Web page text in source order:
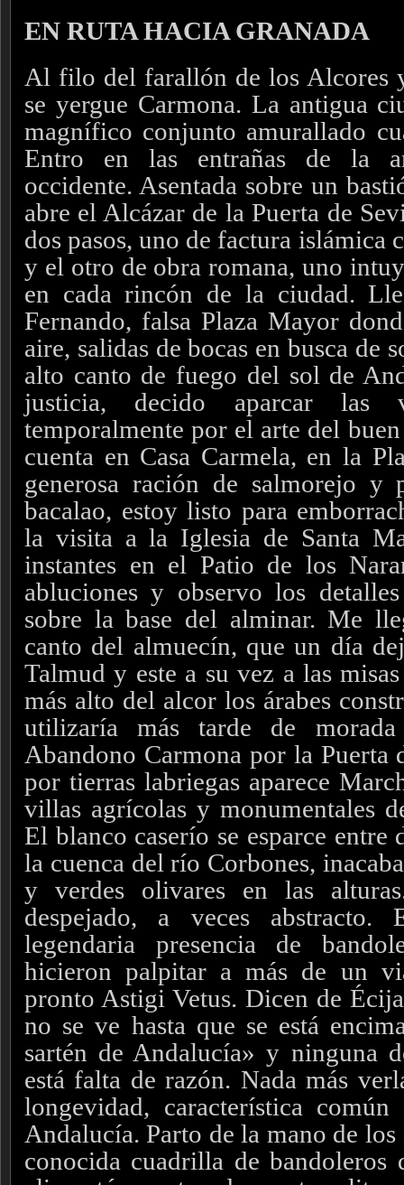
EN RUTA HACIA GRANADA
Al filo del farallón de los Alcores
se yergue Carmona. La antigua
magnífico conjunto amurallado
Entro en las entrañas de la
occidente. Asentada sobre un
abre el Alcázar de la Puerta de
dos pasos, uno de factura islámica
y el otro de obra romana, uno
en cada rincón de la ciudad.
Fernando, falsa Plaza Mayor
aire, salidas de bocas en busca de
alto canto de fuego del sol de
justicia, decido aparcar las
temporalmente por el arte del
cuenta en Casa Carmela, en la
generosa ración de salmorejo y
bacalao, estoy listo para
la visita a la Iglesia de Santa
instantes en el Patio de los
abluciones y observo los
sobre la base del alminar. Me
canto del almuecín, que un día
Talmud y este a su vez a las
más alto del alcor los árabes
utilizaría más tarde de
Abandono Carmona por la Puerta
por tierras labriegas aparece
villas agrícolas y monumentales
El blanco caserío se esparce entre
la cuenca del río Corbones,
y verdes olivares en las
despejado, a veces
legendaria presencia de
hicieron palpitar a más de un
pronto Astigi Vetus. Dicen de
no se ve hasta que se está
sartén de Andalucía» y ninguna
está falta de razón. Nada más
longevidad, característica
Andalucía. Parto de la mano de
conocida cuadrilla de bandoleros